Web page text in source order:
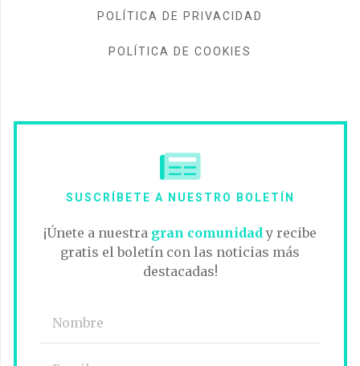
POLÍTICA DE PRIVACIDAD
POLÍTICA DE COOKIES
SUSCRÍBETE A NUESTRO BOLETÍN
¡Únete a nuestra gran comunidad y recibe
gratis el boletín con las noticias más
destacadas!